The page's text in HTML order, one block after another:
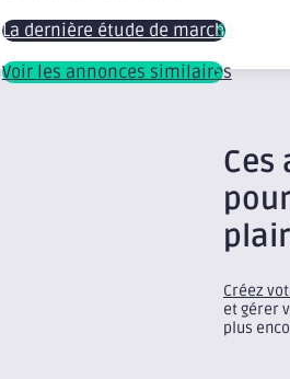
La dernière étude de marché
Voir les annonces similaires
Ces
Créez
et gérer
plus